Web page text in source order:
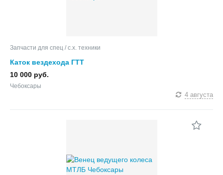
Запчасти для спец / с.х. техники
Каток вездехода ГТТ
10 000 руб.
Чебоксары
4 августа